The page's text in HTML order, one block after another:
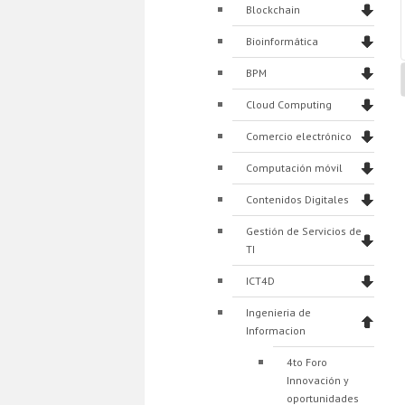
Blockchain
Bioinformática
BPM
Cloud Computing
Comercio electrónico
Computación móvil
Contenidos Digitales
Gestión de Servicios de
TI
ICT4D
Ingenieria de
Informacion
4to Foro
Innovación y
oportunidades